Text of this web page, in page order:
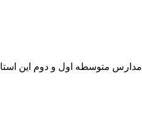
مدیرکل آموزش و پرورش البرز گفت: امتحانات نوبت دوم